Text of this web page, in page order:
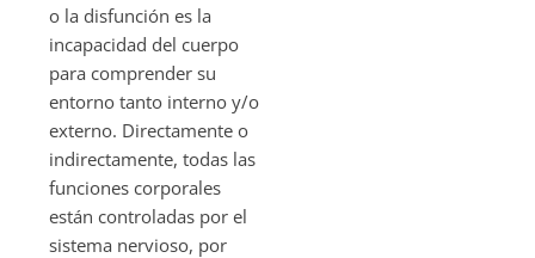
o la disfunción es la
incapacidad del cuerpo
para comprender su
entorno tanto interno y/o
externo. Directamente o
indirectamente, todas las
funciones corporales
están controladas por el
sistema nervioso, por